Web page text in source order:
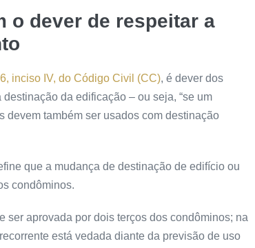
o dever de respeitar a
inciso IV, do Código Civil (CC), é dever dos
da edificação – ou seja, “se um
devem também ser usados com destinação
que a mudança de destinação de edifício ou
condôminos.
ser aprovada por dois terços dos condôminos; na
está vedada diante da previsão de uso